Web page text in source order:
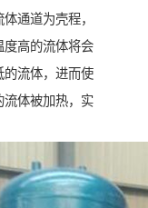
通道为壳程，
度高的流体将会
的流体，进而使
流体被加热，实